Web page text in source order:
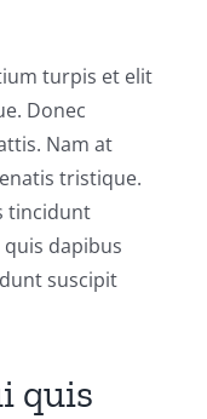
turpis et elit
Donec
Nam at
tristique.
tincidunt
dapibus
suscipit
quis